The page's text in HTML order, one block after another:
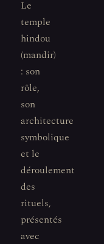
Le
temple
hindou
(mandir)
: son
rôle,
son
architecture
symbolique
et le
déroulement
des
rituels,
présentés
avec